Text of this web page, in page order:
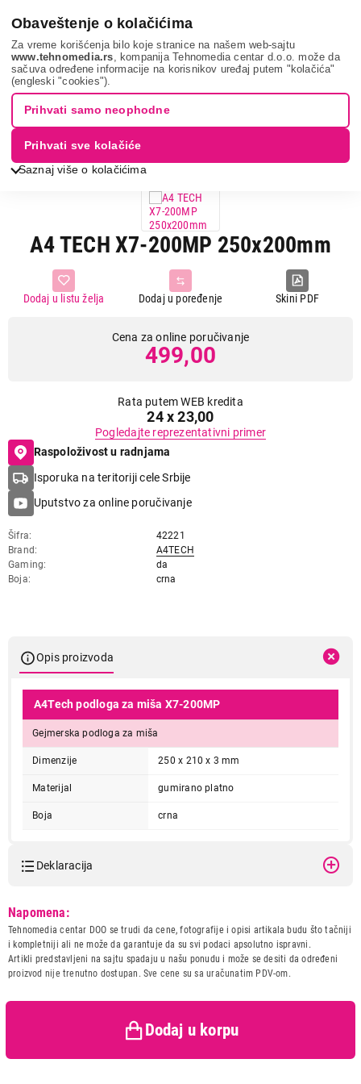
Obaveštenje o kolačićima
Za vreme korišćenja bilo koje stranice na našem web-sajtu
www.tehnomedia.rs , kompanija Tehnomedia centar d.o.o. može da
sačuva određene informacije na korisnikov uređaj putem "kolačića"
(engleski "cookies").
Saznaj više o kolačićima
Prihvati samo neophodne
Prihvati sve kolačiće
It & gaming Periferije Podloge za miševe
A4 tech x7-
200m...
A4 TECH X7-200MP 250x200mm
Skini PDF
Dodaj u poređenje
Dodaj u listu želja
Cena za online poručivanje
499,00
Rata putem WEB kredita
24 x 23,00
Pogledajte reprezentativni primer
Raspoloživost u radnjama
Isporuka na teritoriji cele Srbije
Uputstvo za online poručivanje
Šifra
42221
Brand
A4TECH
Gaming
da
Boja
crna
Opis proizvoda
A4Tech podloga za miša X7-200MP
Gejmerska podloga za miša
Dimenzije 250 x 210 x 3 mm
Materijal gumirano platno
Boja crna
Deklaracija
Naziv i vrsta robe:
MIS
Uvoznik:
SPRING TECH DOO
Zemlja porekla:
Kina
Prava potrošača:
Zagarantovana sva prava
zaštiti potrošača
Napomena:
Tehnomedia centar DOO se trudi da cene, fotografije i opisi artikala budu što tačniji
i kompletniji ali ne može da garantuje da su svi podaci apsolutno ispravni.
Artikli predstavljeni na sajtu spadaju u našu ponudu i može se desiti da određeni
proizvod nije trenutno dostupan. Sve cene su sa uračunatim PDV-om.
Dodaj u korpu